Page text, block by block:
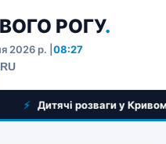
РОГУ.
2026 р. | 08:27
RU
Дитячі розваги у Кривому